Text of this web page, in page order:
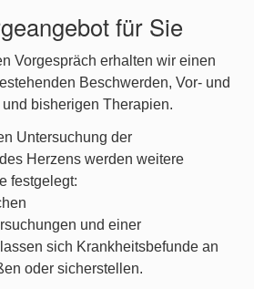
für Sie
Vorgespräch erhalten wir einen
Beschwerden, Vor- und
bisherigen Therapien.
Untersuchung der
Herzens werden weitere
festgelegt:
und einer
sich Krankheitsbefunde an
oder sicherstellen.